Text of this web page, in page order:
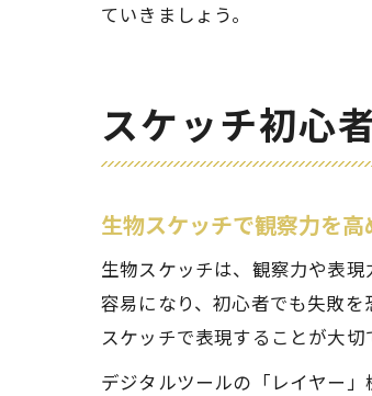
ていきましょう。
スケッチ初心
生物スケッチで観察力を
生物スケッチは、観察力や表
容易になり、初心者でも失敗
スケッチで表現することが大切
デジタルツールの「レイヤー